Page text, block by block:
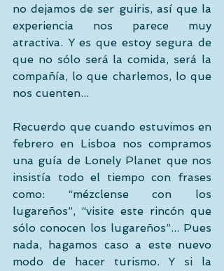
no dejamos de ser guiris, así que la
experiencia nos parece muy
atractiva. Y es que estoy segura de
que no sólo será la comida, será la
compañía, lo que charlemos, lo que
nos cuenten...
Recuerdo que cuando estuvimos en
febrero en Lisboa nos compramos
una guía de Lonely Planet que nos
insistía todo el tiempo con frases
como: “mézclense con los
lugareños”, “visite este rincón que
sólo conocen los lugareños”... Pues
nada, hagamos caso a este nuevo
modo de hacer turismo. Y si la